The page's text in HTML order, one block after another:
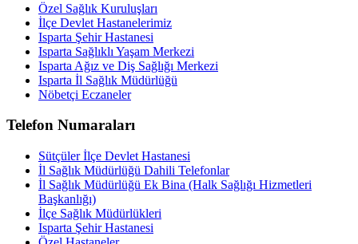
Özel Sağlık Kuruluşları
İlçe Devlet Hastanelerimiz
Isparta Şehir Hastanesi
Isparta Sağlıklı Yaşam Merkezi
Isparta Ağız ve Diş Sağlığı Merkezi
Isparta İl Sağlık Müdürlüğü
Nöbetçi Eczaneler
Telefon Numaraları
Sütçüler İlçe Devlet Hastanesi
İl Sağlık Müdürlüğü Dahili Telefonlar
İl Sağlık Müdürlüğü Ek Bina (Halk Sağlığı Hizmetleri
Başkanlığı)
İlçe Sağlık Müdürlükleri
Isparta Şehir Hastanesi